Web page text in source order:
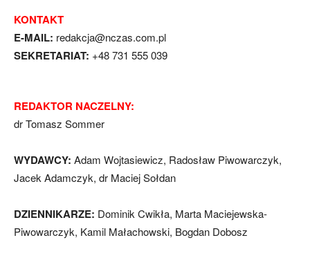
KONTAKT
E-MAIL: redakcja@nczas.com.pl
SEKRETARIAT: +48 731 555 039
REDAKTOR NACZELNY:
dr Tomasz Sommer
WYDAWCY: Adam Wojtasiewicz, Radosław Piwowarczyk,
Jacek Adamczyk, dr Maciej Sołdan
DZIENNIKARZE: Dominik Cwikła, Marta Maciejewska-
Piwowarczyk, Kamil Małachowski, Bogdan Dobosz